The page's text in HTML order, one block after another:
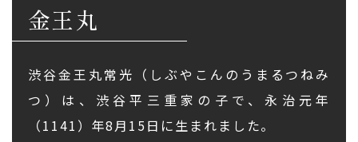
金王丸
渋谷金王丸常光（しぶやこんのうまるつねみ
つ）は、渋谷平三重家の子で、永治元年
（1141）年8月15日に生まれました。